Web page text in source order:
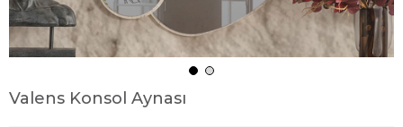
Valens Konsol Aynası